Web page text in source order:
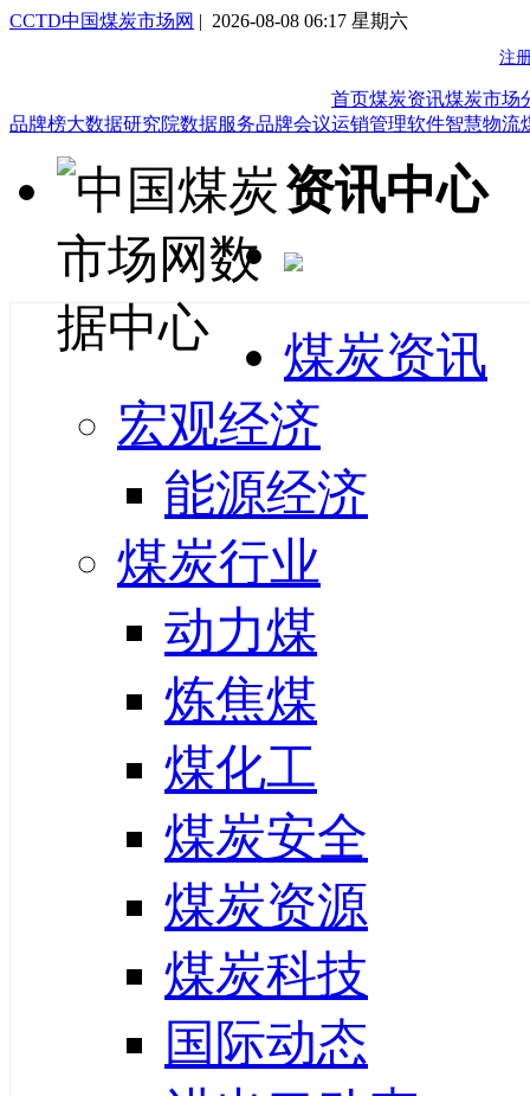
CCTD中国煤炭市场网 | 2026-08-08 06:17 星期六
首页煤炭资讯煤炭市场
品牌榜大数据研究院数据服务品牌会议运销管理软件智慧物流
资讯中心
煤炭资讯
宏观经济
能源经济
煤炭行业
动力煤
炼焦煤
煤化工
煤炭安全
煤炭资源
煤炭科技
国际动态